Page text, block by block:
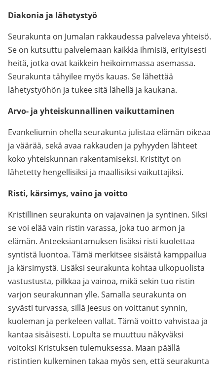
Diakonia ja lähetystyö
Seurakunta on Jumalan rakkaudessa palveleva yhteisö.
Se on kutsuttu palvelemaan kaikkia ihmisiä, erityisesti
heitä, jotka ovat kaikkein heikoimmassa asemassa.
Seurakunta tähyilee myös kauas. Se lähettää
lähetystyöhön ja tukee sitä lähellä ja kaukana.
Arvo- ja yhteiskunnallinen vaikuttaminen
Evankeliumin ohella seurakunta julistaa elämän oikeaa
ja väärää, sekä avaa rakkauden ja pyhyyden lähteet
koko yhteiskunnan rakentamiseksi. Kristityt on
lähetetty hengellisiksi ja maallisiksi vaikuttajiksi.
Risti, kärsimys, vaino ja voitto
Kristillinen seurakunta on vajavainen ja syntinen. Siksi
se voi elää vain ristin varassa, joka tuo armon ja
elämän. Anteeksiantamuksen lisäksi risti kuolettaa
syntistä luontoa. Tämä merkitsee sisäistä kamppailua
ja kärsimystä. Lisäksi seurakunta kohtaa ulkopuolista
vastustusta, pilkkaa ja vainoa, mikä sekin tuo ristin
varjon seurakunnan ylle. Samalla seurakunta on
syvästi turvassa, sillä Jeesus on voittanut synnin,
kuoleman ja perkeleen vallat. Tämä voitto vahvistaa ja
kantaa sisäisesti. Lopulta se muuttuu näkyväksi
voitoksi Kristuksen tulemuksessa. Maan päällä
ristintien kulkeminen takaa myös sen, että seurakunta